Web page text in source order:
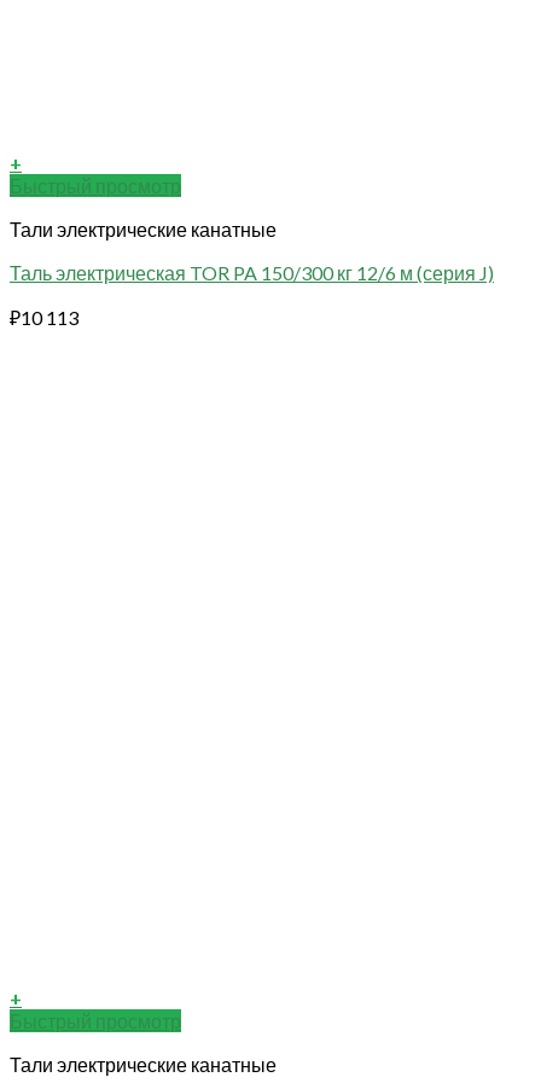
+
Быстрый просмотр
Тали электрические канатные
Таль электрическая TOR PA 150/300 кг 12/6 м (серия J)
₽10 113
+
Быстрый просмотр
Тали электрические канатные